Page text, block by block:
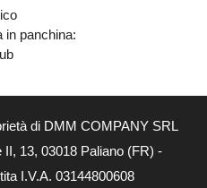
in panchina:
di DMM COMPANY SRL
13, 03018 Paliano (FR) -
I.V.A. 03144800608